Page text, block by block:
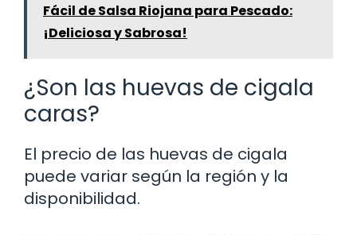
Fácil de Salsa Riojana para Pescado:
¡Deliciosa y Sabrosa!
¿Son las huevas de cigala
caras?
El precio de las huevas de cigala
puede variar según la región y la
disponibilidad.